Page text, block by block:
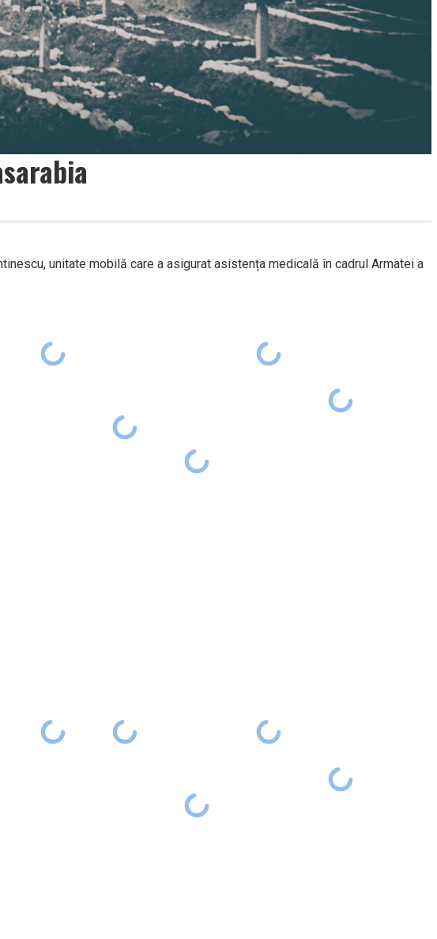
unitate mobilă care a asigurat asistența medicală în cadrul Armatei a